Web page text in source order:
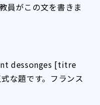
員がこの文を書きま
dessonges [titre
な題です。フランス